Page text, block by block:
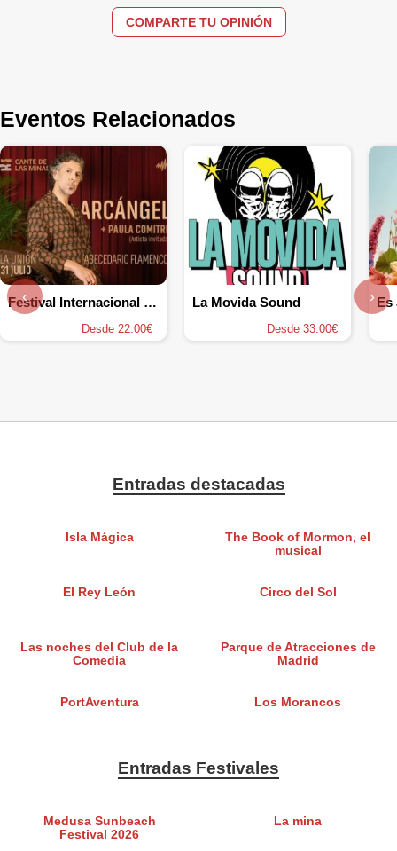
COMPARTE TU OPINIÓN
Eventos Relacionados
Festival Internacional del Cante de las Minas
Desde 22.00€
La Movida Sound
Desde 33.00€
Es
‹ ›
Entradas destacadas
Isla Mágica
The Book of Mormon, el
musical
El Rey León Circo del Sol
Las noches del Club de la
Comedia
Parque de Atracciones de
Madrid
PortAventura Los Morancos
Entradas Festivales
Medusa Sunbeach
Festival 2026
La mina